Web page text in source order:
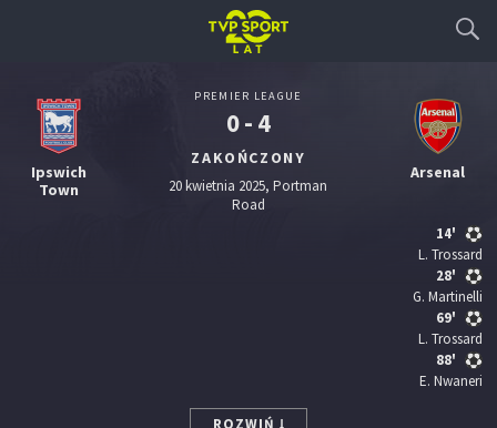
Ipswich
Town
PREMIER LEAGUE
0 - 4
ZAKOŃCZONY
20 kwietnia 2025, Portman
Road
Arsenal
14'
L. Trossard
28'
G. Martinelli
69'
L. Trossard
88'
E. Nwaneri
ROZWIŃ